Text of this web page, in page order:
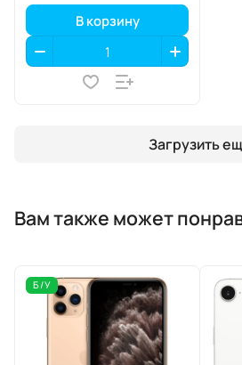
В корзину
Загрузить
Вам также может
Б/У